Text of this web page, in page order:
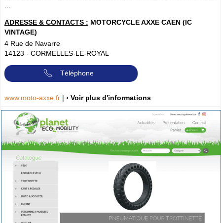
...
ADRESSE & CONTACTS : MOTORCYCLE AXXE CAEN (IC
VINTAGE)
4 Rue de Navarre
14123 - CORMELLES-LE-ROYAL
Téléphone
www.moto-axxe.fr | › Voir plus d'informations